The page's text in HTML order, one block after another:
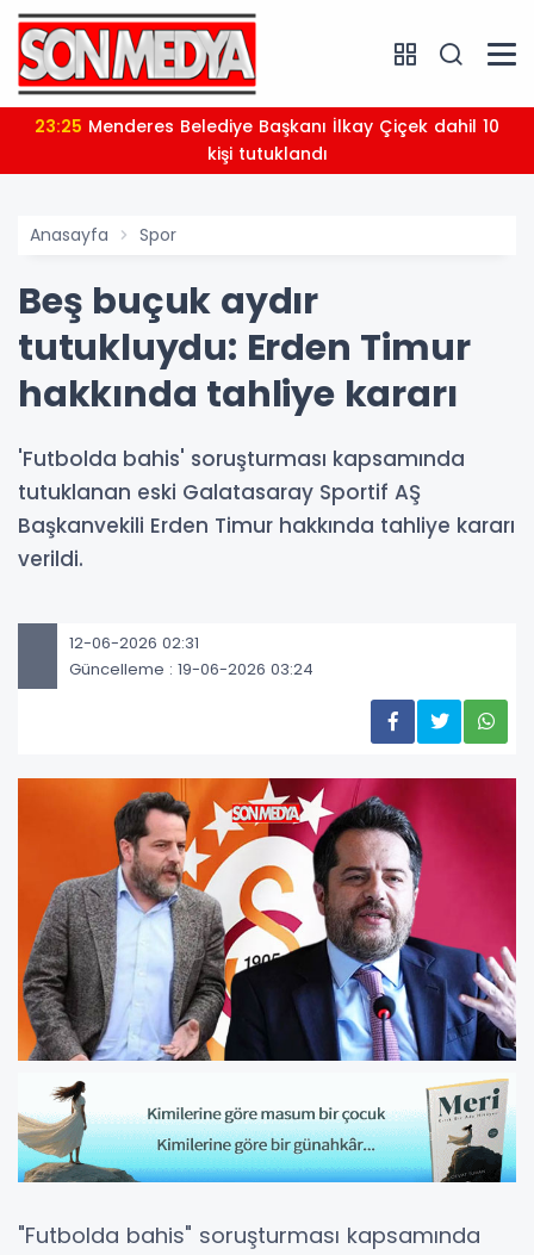
04:57YENİ Parti Milletvekili Veli Ağbaba'nın ağabeyi Hür
Ağbaba tutuklandı
Anasayfa Spor
Beş buçuk aydır
tutukluydu: Erden Timur
hakkında tahliye kararı
'Futbolda bahis' soruşturması kapsamında
tutuklanan eski Galatasaray Sportif AŞ
Başkanvekili Erden Timur hakkında tahliye kararı
verildi.
12-06-2026 02:31
Güncelleme : 19-06-2026 03:24
"Futbolda bahis" soruşturması kapsamında